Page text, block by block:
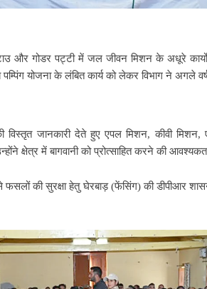
और गोडर पट्टी में जल जीवन मिशन के अधूरे
योजना के लंबित कार्य को लेकर विभाग ने अगले
जानकारी देते हुए एपल मिशन, कीवी मिशन,
क्षेत्र में बागवानी को प्रोत्साहित करने की
फसलों की सुरक्षा हेतु घेरबाड़ (फेंसिंग) की डीपीआर